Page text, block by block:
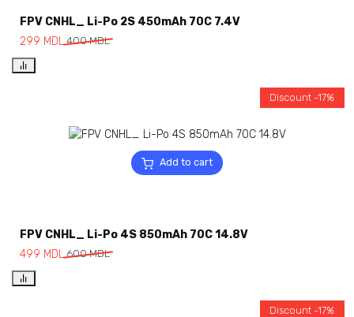
FPV CNHL_ Li-Po 2S 450mAh 70C 7.4V
400MDL
299 MDL
Add to cart
Discount -17%
FPV CNHL_ Li-Po 4S 850mAh 70C 14.8V
600MDL
499 MDL
Discount -17%